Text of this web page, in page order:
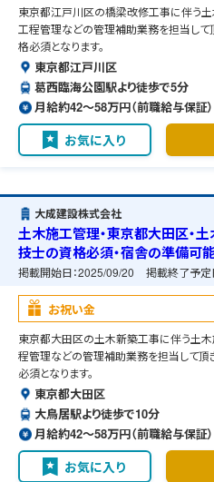
東京都江戸川区の橋梁改修工事に伴う
工程管理などの管理補助業務を担当して
格必須となります。
東京都江戸川区
葛西臨海公園駅より徒歩で5分
月給約42〜58万円（前職給与保証）
お気に入り
大成建設株式会社
土木施工管理・東京都大田区・
技士の資格必須・宿舎の準備可
掲載開始日：2025/09/20 掲載終了予定
お祝い金
東京都大田区の土木新築工事に伴う土
程管理などの管理補助業務を担当して頂
必須となります。
東京都大田区
大鳥居駅より徒歩で10分
月給約42〜58万円（前職給与保証）
お気に入り